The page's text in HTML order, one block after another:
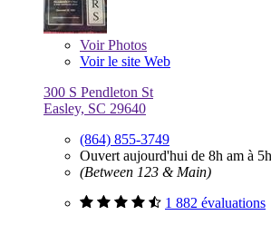
VoirPhotos
Voir le site Web
300 S Pendleton St
Easley, SC 29640
(864) 855-3749
Ouvert aujourd'hui de 8h am à
(Between 123 & Main)
1 882 évaluations